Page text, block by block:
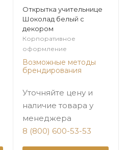
Открытка учительнице
Шоколад белый с
декором
Корпоративное
оформление
Возможные методы
брендирования
Уточняйте цену и
наличие товара у
менеджера
8 (800) 600-53-53